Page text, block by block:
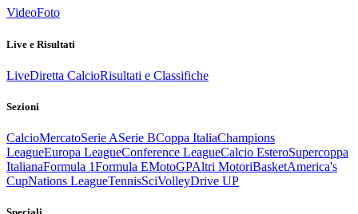
VideoFoto
Live e Risultati
LiveDiretta CalcioRisultati e Classifiche
Sezioni
CalcioMercatoSerie ASerie BCoppa ItaliaChampions
LeagueEuropa LeagueConference LeagueCalcio EsteroSupercoppa
ItalianaFormula 1Formula EMotoGPAltri MotoriBasketAmerica's
CupNations LeagueTennisSciVolleyDrive UP